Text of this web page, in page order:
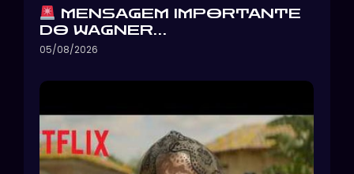
MENSAGEM IMPORTANTE
DO WAGNER…
05/08/2026